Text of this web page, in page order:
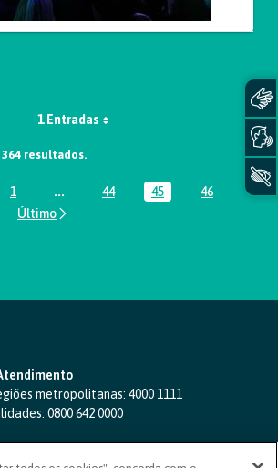
1 Entradas
resultados.
Página
1 ...Páginas intermediárias Usar ABA
Página
44 Página
45 Página
46
Usar ABA para navegar.
metropolitanas: 4000 1111
0800 642 0000
-0800 724 4420